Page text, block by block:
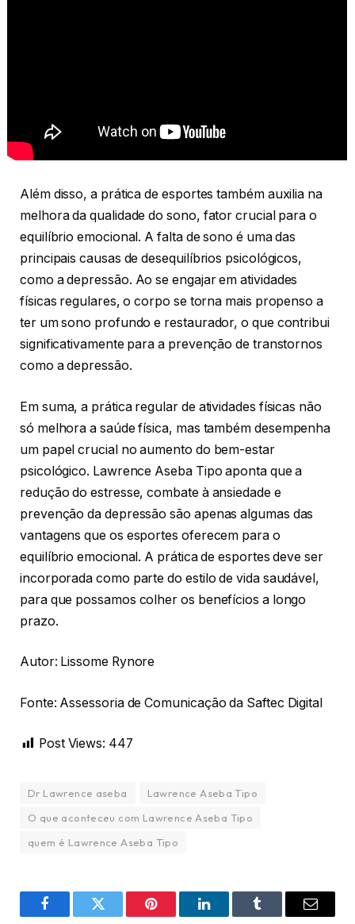
Além disso, a prática de esportes também auxilia na
melhora da qualidade do sono, fator crucial para o
equilíbrio emocional. A falta de sono é uma das
principais causas de desequilíbrios psicológicos,
como a depressão. Ao se engajar em atividades
físicas regulares, o corpo se torna mais propenso a
ter um sono profundo e restaurador, o que contribui
significativamente para a prevenção de transtornos
como a depressão.
Em suma, a prática regular de atividades físicas não
só melhora a saúde física, mas também desempenha
um papel crucial no aumento do bem-estar
psicológico. Lawrence Aseba Tipo aponta que a
redução do estresse, combate à ansiedade e
prevenção da depressão são apenas algumas das
vantagens que os esportes oferecem para o
equilíbrio emocional. A prática de esportes deve ser
incorporada como parte do estilo de vida saudável,
para que possamos colher os benefícios a longo
prazo.
Autor: Lissome Rynore
Fonte: Assessoria de Comunicação da Saftec Digital
Post Views: 447
Dr Lawrence aseba
Lawrence Aseba Tipo
O que aconteceu com Lawrence Aseba Tipo
quem é Lawrence Aseba Tipo
FacebookTwitter Pinterest LinkedInTumblr Email